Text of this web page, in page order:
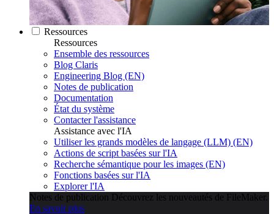
Ressources
Ressources
Ensemble des ressources
Blog Claris
Engineering Blog (EN)
Notes de publication
Documentation
État du système
Contacter l'assistance
Assistance avec l'IA
Utiliser les grands modèles de langage (LLM) (EN)
Actions de script basées sur l'IA
Recherche sémantique pour les images (EN)
Fonctions basées sur l'IA
Explorer l'IA
Notes de publication Découvrez les nouveautés de FileMaker.
En savoir plus